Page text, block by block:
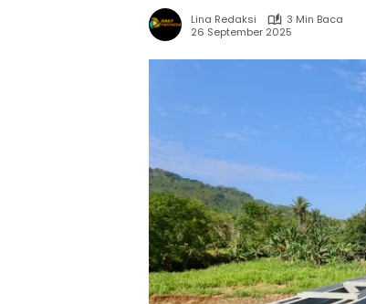
Lina Redaksi
3 Min Baca
26 September 2025